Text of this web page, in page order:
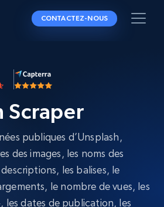
CONTACTEZ-NOUS
Scraper
publiques d’Unsplash,
des images, les noms des
les balises, le
le nombre de vues, les
les dates de publication, les